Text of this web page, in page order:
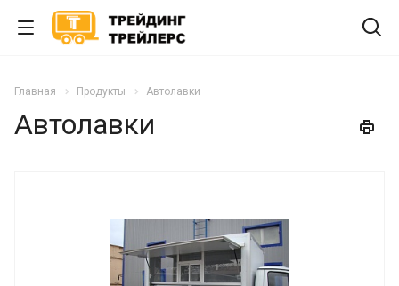
Главная Продукты Автолавки
Автолавки